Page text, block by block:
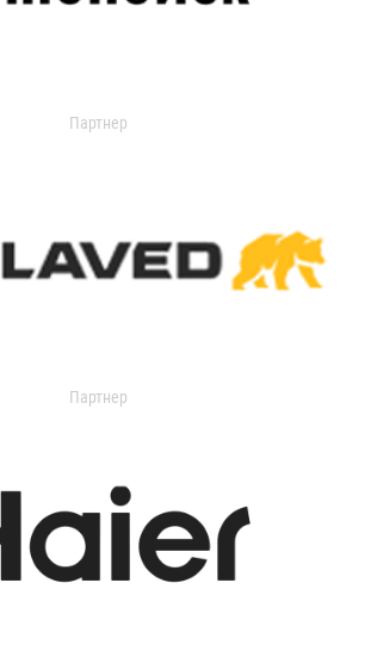
Партнер
Партнер